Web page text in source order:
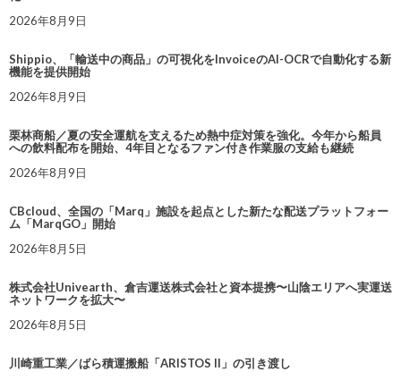
2026年8月9日
Shippio、「輸送中の商品」の可視化をInvoiceのAI-OCRで自動化する新
機能を提供開始
2026年8月9日
栗林商船／夏の安全運航を支えるため熱中症対策を強化。今年から船員
への飲料配布を開始、4年目となるファン付き作業服の支給も継続
2026年8月9日
CBcloud、全国の「Marq」施設を起点とした新たな配送プラットフォー
ム「MarqGO」開始
2026年8月5日
株式会社Univearth、倉吉運送株式会社と資本提携〜山陰エリアへ実運送
ネットワークを拡大〜
2026年8月5日
川崎重工業／ばら積運搬船「ARISTOS II」の引き渡し